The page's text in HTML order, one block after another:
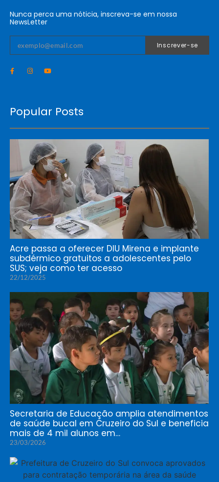
Nunca perca uma nóticia, inscreva-se em nossa
NewsLetter
Inscrever-se
Popular Posts
Acre passa a oferecer DIU Mirena e implante
subdérmico gratuitos a adolescentes pelo
SUS; veja como ter acesso
22/12/2025
Secretaria de Educação amplia atendimentos
de saúde bucal em Cruzeiro do Sul e beneficia
mais de 4 mil alunos em…
23/03/2026